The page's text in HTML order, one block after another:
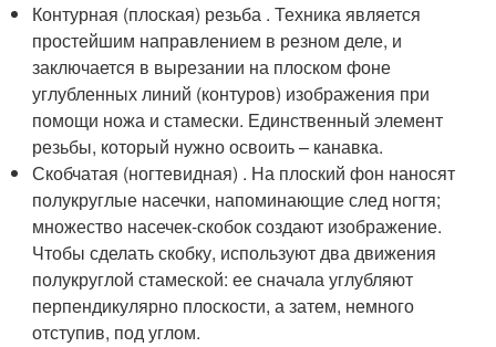
Контурная (плоская) резьба . Техника является
простейшим направлением в резном деле, и
заключается в вырезании на плоском фоне
углубленных линий (контуров) изображения при
помощи ножа и стамески. Единственный элемент
резьбы, который нужно освоить – канавка.
Скобчатая (ногтевидная) . На плоский фон наносят
полукруглые насечки, напоминающие след ногтя;
множество насечек-скобок создают изображение.
Чтобы сделать скобку, используют два движения
полукруглой стамеской: ее сначала углубляют
перпендикулярно плоскости, а затем, немного
отступив, под углом.